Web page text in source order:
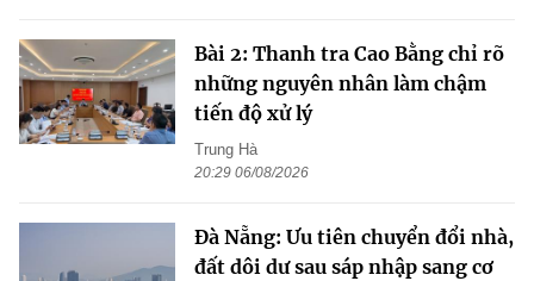
Bài 2: Thanh tra Cao Bằng chỉ rõ
những nguyên nhân làm chậm
tiến độ xử lý
Trung Hà
20:29 06/08/2026
Đà Nẵng: Ưu tiên chuyển đổi nhà,
đất dôi dư sau sáp nhập sang cơ